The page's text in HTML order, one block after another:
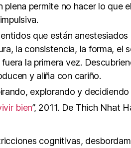
permite no hacer lo que
que están
la consistencia, la forma, el
la primera vez.
y aliña con cariño.
explorando y
bien”, 2011. De Thich Nhat
cognitivas,